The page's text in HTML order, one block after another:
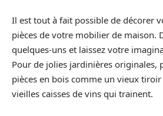
Il est tout à fait possible de décorer
pièces de votre mobilier de maison.
quelques-uns et laissez votre
Pour de jolies jardinières originales,
pièces en bois comme un vieux
vieilles caisses de vins qui trainent.